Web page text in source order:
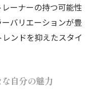
する一品物のトレ
プのトレーナー
ーナーで個性を強
ーナーの持つ可能性
バリエーションが豊
ンドを抑えたスタイ
自分の魅力